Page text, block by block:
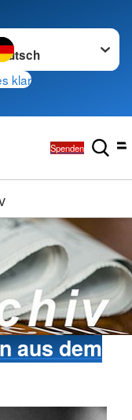
wechseln zu
klar
Spenden
aus dem